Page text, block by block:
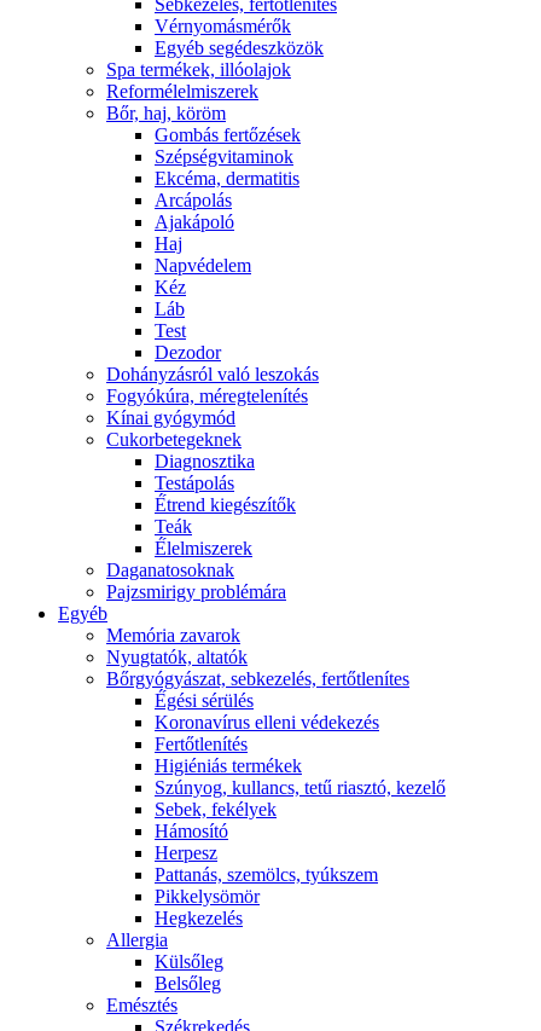
Sebkezelés, fertőtlenítés
Vérnyomásmérők
Egyéb segédeszközök
Spa termékek, illóolajok
Reformélelmiszerek
Bőr, haj, köröm
Gombás fertőzések
Szépségvitaminok
Ekcéma, dermatitis
Arcápolás
Ajakápoló
Haj
Napvédelem
Kéz
Láb
Test
Dezodor
Dohányzásról való leszokás
Fogyókúra, méregtelenítés
Kínai gyógymód
Cukorbetegeknek
Diagnosztika
Testápolás
É́trend kiegészítők
Teák
É́lelmiszerek
Daganatosoknak
Pajzsmirigy problémára
Egyéb
Memória zavarok
Nyugtatók, altatók
Bőrgyógyászat, sebkezelés, fertőtlenítes
É́gési sérülés
Koronavírus elleni védekezés
Fertőtlenítés
Higiéniás termékek
Szúnyog, kullancs, tetű riasztó, kezelő
Sebek, fekélyek
Hámosító
Herpesz
Pattanás, szemölcs, tyúkszem
Pikkelysömör
Hegkezelés
Allergia
Külsőleg
Belsőleg
Emésztés
Székrekedés